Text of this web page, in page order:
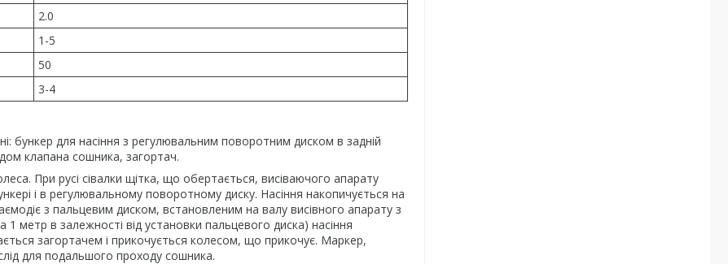
2.0
1-5
50
3-4
бункер для насіння з регулювальним поворотним диском в задній
клапана сошника, загортач.
При русі сівалки щітка, що обертається, висіваючого апарату
і в регулювальному поворотному диску. Насіння накопичується на
з пальцевим диском, встановленим на валу висівного апарату з
1 метр в залежності від установки пальцевого диска) насіння
загортачем і прикочується колесом, що прикочує. Маркер,
для подальшого проходу сошника.